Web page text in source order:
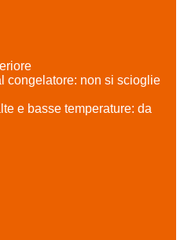
congelatore: non si scioglie
e basse temperature: da